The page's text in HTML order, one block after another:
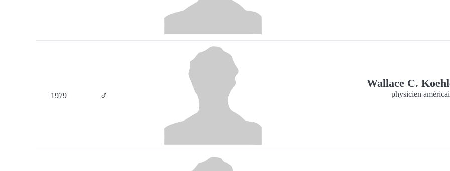
1979 ♂
Wallace C.
physicien